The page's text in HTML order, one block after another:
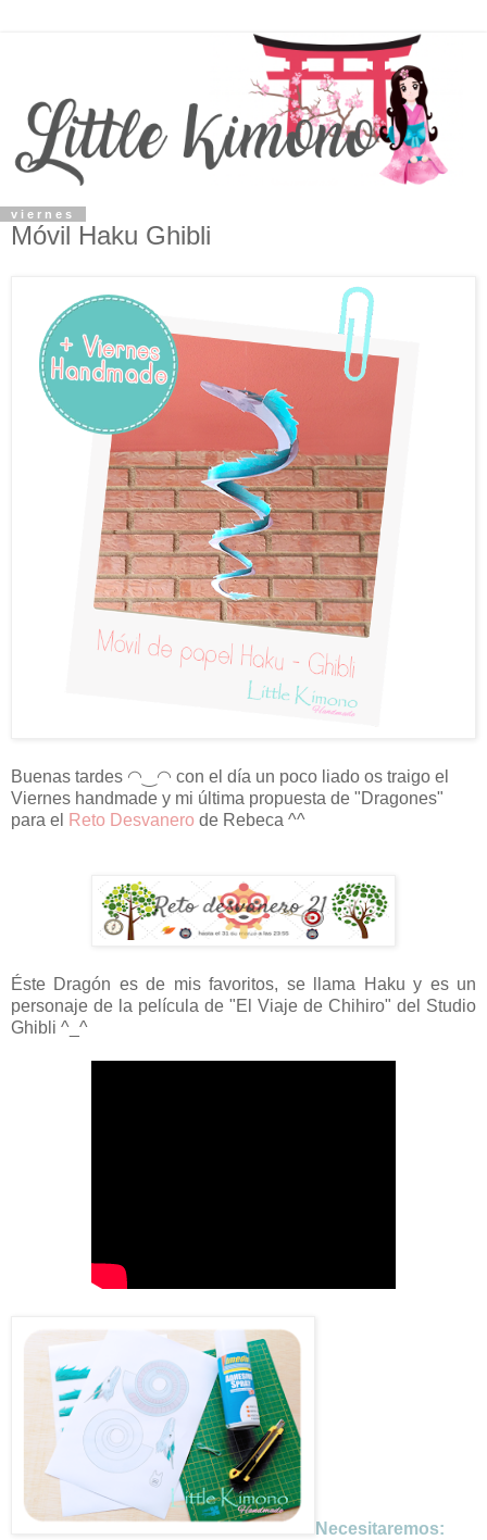
viernes
Móvil Haku Ghibli
Buenas tardes ◠‿◠ con el día un poco liado os traigo el
Viernes handmade y mi última propuesta de "Dragones"
para el
Reto Desvanero de Rebeca ^^
Éste Dragón es de mis favoritos, se llama Haku y es un
personaje de la película de "El Viaje de Chihiro" del Studio
Ghibli ^_^
Necesitaremos: